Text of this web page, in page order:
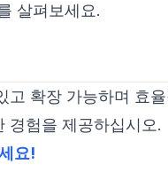
살펴보세요.
확장 가능하며 효
경험을 제공하십시오.
요!